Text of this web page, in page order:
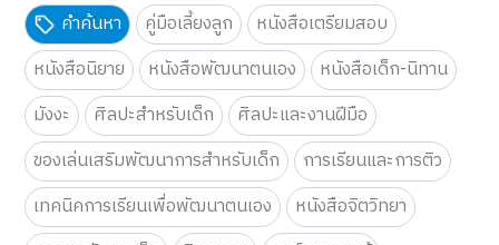
คำค้นหา คู่มือเลี้ยงลูก
หนังสือเตรียมสอบ
หนังสือนิยาย
หนังสือพัฒนาตนเอง
หนังสือเด็ก-นิทาน
มังงะ
ศิลปะสำหรับเด็ก
ศิลปะและงานฝีมือ
ของเล่นเสริมพัฒนาการสำหรับเด็ก
การเรียนและการติว
เทคนิคการเรียนเพื่อพัฒนาตนเอง
หนังสือจิตวิทยา